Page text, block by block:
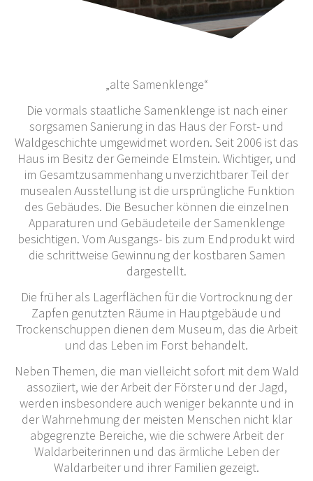
„alte Samenklenge“
Die vormals staatliche Samenklenge ist nach einer
sorgsamen Sanierung in das Haus der Forst- und
Waldgeschichte umgewidmet worden. Seit 2006 ist das
Haus im Besitz der Gemeinde Elmstein. Wichtiger, und
im Gesamtzusammenhang unverzichtbarer Teil der
musealen Ausstellung ist die ursprüngliche Funktion
des Gebäudes. Die Besucher können die einzelnen
Apparaturen und Gebäudeteile der Samenklenge
besichtigen. Vom Ausgangs- bis zum Endprodukt wird
die schrittweise Gewinnung der kostbaren Samen
dargestellt.
Die früher als Lagerflächen für die Vortrocknung der
Zapfen genutzten Räume in Hauptgebäude und
Trockenschuppen dienen dem Museum, das die Arbeit
und das Leben im Forst behandelt.
Neben Themen, die man vielleicht sofort mit dem Wald
assoziiert, wie der Arbeit der Förster und der Jagd,
werden insbesondere auch weniger bekannte und in
der Wahrnehmung der meisten Menschen nicht klar
abgegrenzte Bereiche, wie die schwere Arbeit der
Waldarbeiterinnen und das ärmliche Leben der
Waldarbeiter und ihrer Familien gezeigt.